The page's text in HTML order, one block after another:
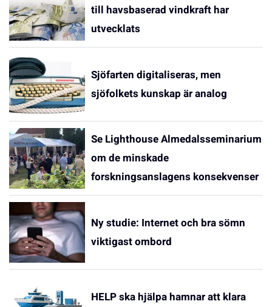
till havsbaserad vindkraft har
utvecklats
Sjöfarten digitaliseras, men
sjöfolkets kunskap är analog
Se Lighthouse Almedalsseminarium
om de minskade
forskningsanslagens konsekvenser
Ny studie: Internet och bra sömn
viktigast ombord
HELP ska hjälpa hamnar att klara